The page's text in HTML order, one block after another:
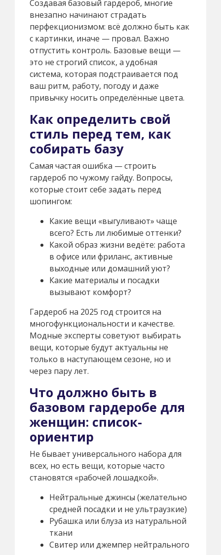
Создавая базовый гардероб, многие
внезапно начинают страдать
перфекционизмом: всё должно быть как
с картинки, иначе — провал. Важно
отпустить контроль. Базовые вещи —
это не строгий список, а удобная
система, которая подстраивается под
ваш ритм, работу, погоду и даже
привычку носить определённые цвета.
Как определить свой
стиль перед тем, как
собирать базу
Самая частая ошибка — строить
гардероб по чужому гайду. Вопросы,
которые стоит себе задать перед
шопингом:
Какие вещи «выгуливают» чаще
всего? Есть ли любимые оттенки?
Какой образ жизни ведёте: работа
в офисе или фриланс, активные
выходные или домашний уют?
Какие материалы и посадки
вызывают комфорт?
Гардероб на 2025 год строится на
многофункциональности и качестве.
Модные эксперты советуют выбирать
вещи, которые будут актуальны не
только в наступающем сезоне, но и
через пару лет.
Что должно быть в
базовом гардеробе для
женщин: список-
ориентир
Не бывает универсального набора для
всех, но есть вещи, которые часто
становятся «рабочей лошадкой».
Нейтральные джинсы (желательно
средней посадки и не ультраузкие)
Рубашка или блуза из натуральной
ткани
Свитер или джемпер нейтрального